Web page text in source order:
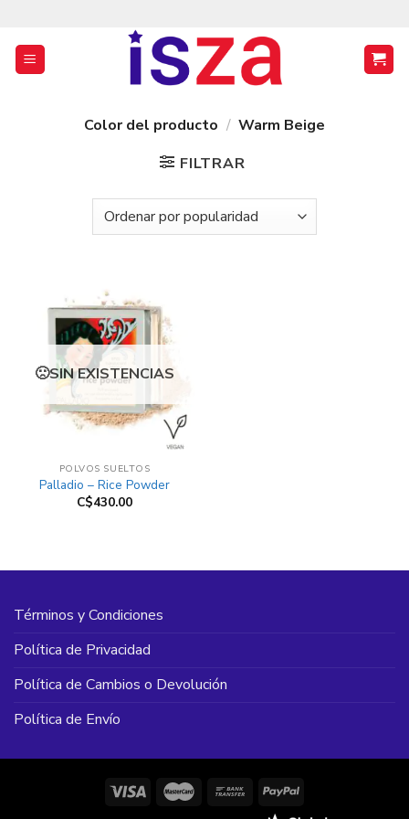
contenido
Color del producto / Warm Beige
FILTRAR
SIN EXISTENCIAS
POLVOS SUELTOS
Palladio – Rice Powder
C$430.00
Términos y Condiciones
Política de Privacidad
Política de Cambios o Devolución
Política de Envío